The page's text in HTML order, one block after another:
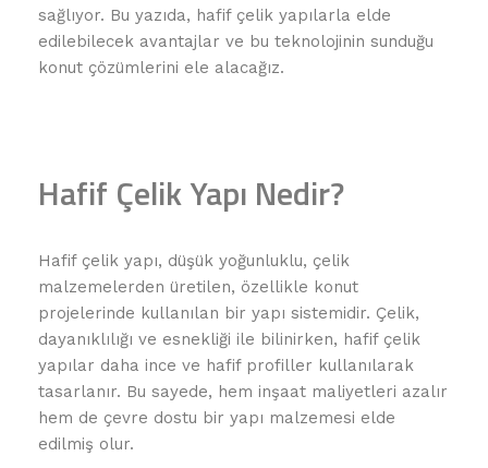
sağlıyor. Bu yazıda, hafif çelik yapılarla elde
edilebilecek avantajlar ve bu teknolojinin sunduğu
konut çözümlerini ele alacağız.
Hafif Çelik Yapı Nedir?
Hafif çelik yapı, düşük yoğunluklu, çelik
malzemelerden üretilen, özellikle konut
projelerinde kullanılan bir yapı sistemidir. Çelik,
dayanıklılığı ve esnekliği ile bilinirken, hafif çelik
yapılar daha ince ve hafif profiller kullanılarak
tasarlanır. Bu sayede, hem inşaat maliyetleri azalır
hem de çevre dostu bir yapı malzemesi elde
edilmiş olur.